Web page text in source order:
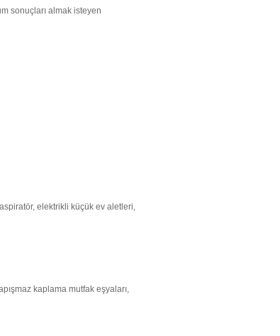
sonuçları almak isteyen
elektrikli küçük ev aletleri,
kaplama mutfak eşyaları,